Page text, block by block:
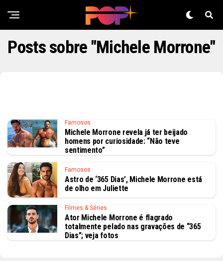
Posts sobre "Michele Morrone"
Famosos
Michele Morrone revela já ter beijado
homens por curiosidade: “Não teve
sentimento”
Famosos
Astro de ‘365 Dias’, Michele Morrone está
de olho em Juliette
Filmes & Séries
Ator Michele Morrone é flagrado
totalmente pelado nas gravações de “365
Dias”; veja fotos